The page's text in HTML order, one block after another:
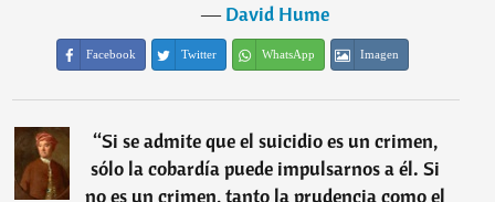
―David Hume
Facebook Twitter WhatsApp Imagen
“Si se admite que el suicidio es un crimen,
sólo la cobardía puede impulsarnos a él. Si
no es un crimen, tanto la prudencia como el